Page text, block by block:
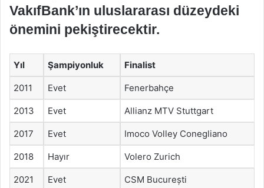
VakıfBank’ın uluslararası düzeydeki
önemini pekiştirecektir.
Yıl Şampiyonluk Finalist
2011 Evet Fenerbahçe
2013 Evet Allianz MTV Stuttgart
2017 Evet Imoco Volley Conegliano
2018 Hayır Volero Zurich
2021 Evet CSM București